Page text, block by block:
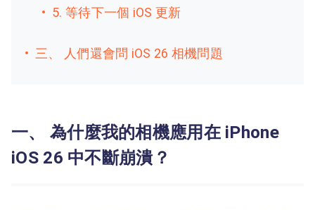
5. 等待下一個 iOS 更新
三、 人們還會問 iOS 26 相機問題
一、 為什麼我的相機應用在 iPhone
iOS 26 中不斷崩潰？